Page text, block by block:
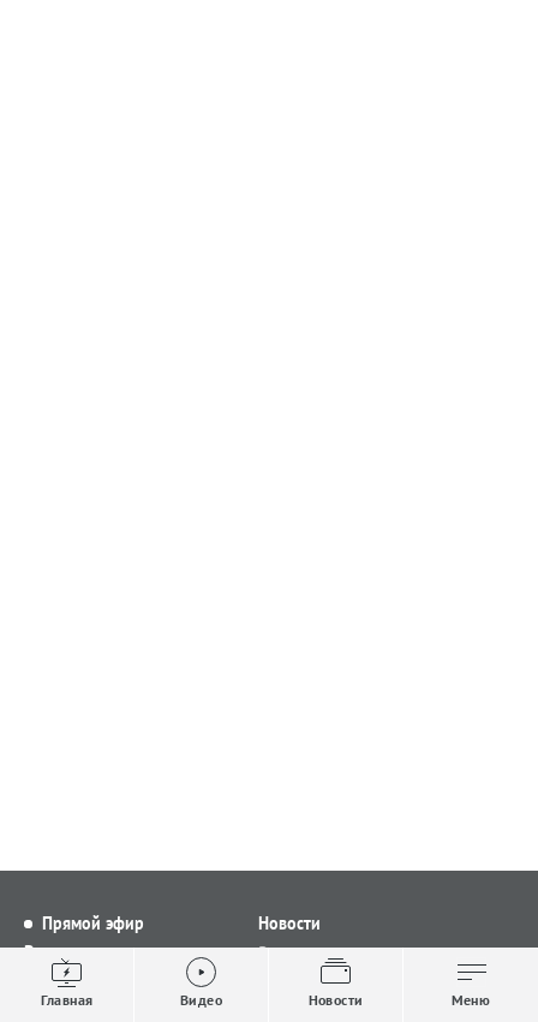
Прямой эфир
Видео
Выпуски новостей
Проекты
Новости
Все новости
Общество
Строительство и ЖКХ
Главная Видео Новости Меню